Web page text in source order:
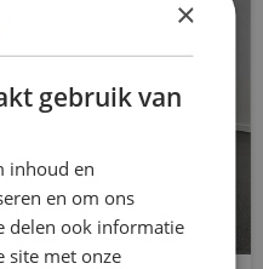
ondernemers die
least de Citroën C3 al
leaseverplichtingen.
Programma
×
gebruik van
inhoud en
en om ons
delen ook informatie
site met onze